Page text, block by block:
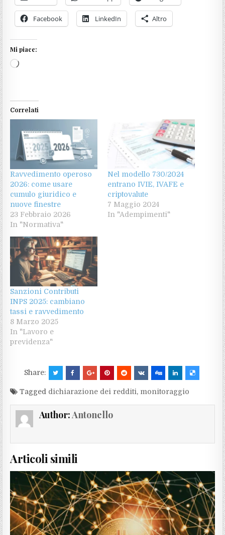
Facebook LinkedIn Altro
Mi piace:
Caricamento
Correlati
Ravvedimento operoso
2026: come usare
cumulo giuridico e
nuove finestre
23 Febbraio 2026
In "Normativa"
Nel modello 730/2024
entrano IVIE, IVAFE e
criptovalute
7 Maggio 2024
In "Adempimenti"
Sanzioni Contributi
INPS 2025: cambiano
tassi e ravvedimento
8 Marzo 2025
In "Lavoro e
previdenza"
Share:
Tagged dichiarazione dei redditi, monitoraggio
Author:Antonello
Articoli simili